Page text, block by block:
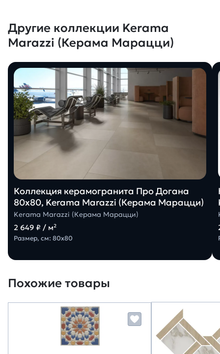
Другие коллекции Kerama
Marazzi (Керама Марацци)
Коллекция керамогранита Про Догана
80х80, Kerama Marazzi (Керама Марацци)
Kerama Marazzi (Керама Марацци)
2 649 ₽ / м²
Размер, см: 80х80
Похожие товары